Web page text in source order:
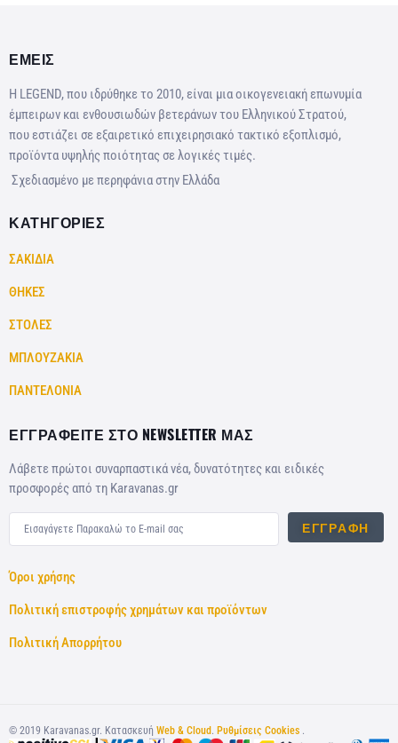
ΕΜΕΙΣ
Η LEGEND, που ιδρύθηκε το 2010, είναι μια οικογενειακή επωνυμία
έμπειρων και ενθουσιωδών βετεράνων του Ελληνικού Στρατού,
που εστιάζει σε εξαιρετικό επιχειρησιακό τακτικό εξοπλισμό,
προϊόντα υψηλής ποιότητας σε λογικές τιμές.
Σχεδιασμένο με περηφάνια στην Ελλάδα
ΚΑΤΗΓΟΡΙΕΣ
ΣΑΚΙΔΙΑ
ΘΗΚΕΣ
ΣΤΟΛΕΣ
ΜΠΛΟΥΖΑΚΙΑ
ΠΑΝΤΕΛΟΝΙΑ
ΕΓΓΡΑΦΕΙΤΕ ΣΤΟ NEWSLETTER ΜΑΣ
Λάβετε πρώτοι συναρπαστικά νέα, δυνατότητες και ειδικές
προσφορές από τη Karavanas.gr
ΕΓΓΡΑΦΉ
Όροι χρήσης
Πολιτική επιστροφής χρημάτων και προϊόντων
Πολιτική Απορρήτου
© 2019 Karavanas.gr. Κατασκευή Web & Cloud. Ρυθμίσεις Cookies .